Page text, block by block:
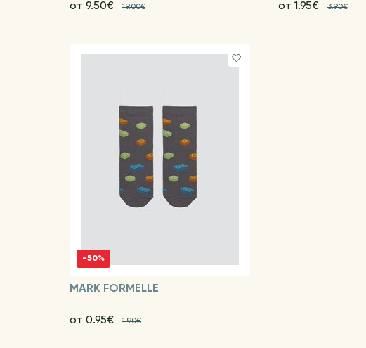
от 9.50€ 19.00€ от 1.95€ 3.90€
-50%
MARK FORMELLE
от 0.95€ 1.90€